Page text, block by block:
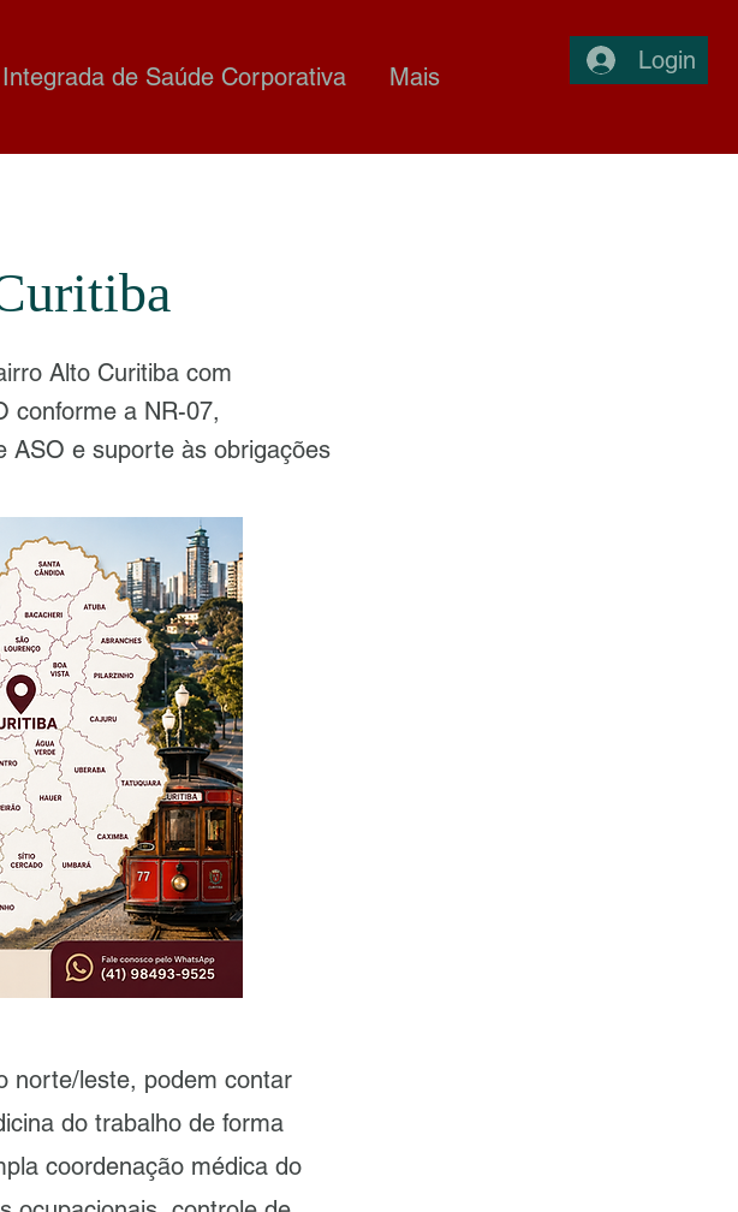
de Saúde Corporativa Mais
Login
Alto Curitiba com
conforme a NR-07,
ASO e suporte às obrigações
norte/leste, podem contar
do trabalho de forma
coordenação médica do